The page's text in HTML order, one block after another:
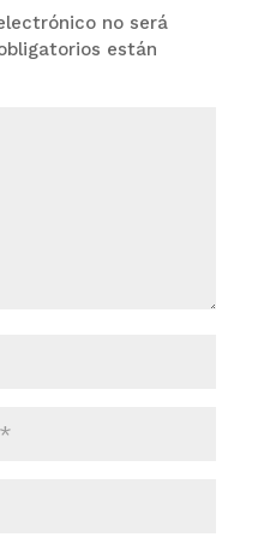
no será
están